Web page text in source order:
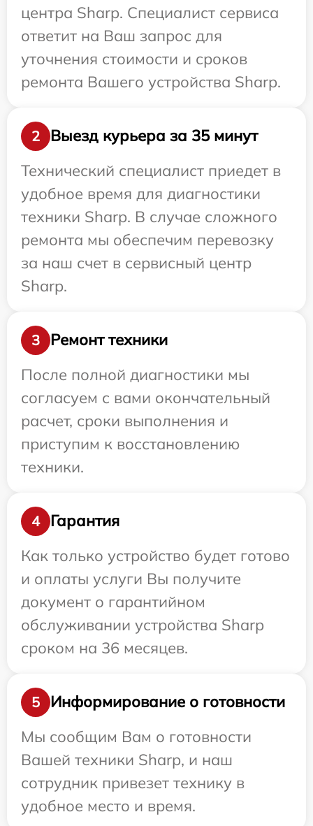
центра Sharp. Специалист сервиса
ответит на Ваш запрос для
уточнения стоимости и сроков
ремонта Вашего устройства Sharp.
2
Выезд курьера за 35 минут
Технический специалист приедет в
удобное время для диагностики
техники Sharp. В случае сложного
ремонта мы обеспечим перевозку
за наш счет в сервисный центр
Sharp.
3
Ремонт техники
После полной диагностики мы
согласуем с вами окончательный
расчет, сроки выполнения и
приступим к восстановлению
техники.
4
Гарантия
Как только устройство будет готово
и оплаты услуги Вы получите
документ о гарантийном
обслуживании устройства Sharp
сроком на 36 месяцев.
5
Информирование о готовности
Мы сообщим Вам о готовности
Вашей техники Sharp, и наш
сотрудник привезет технику в
удобное место и время.